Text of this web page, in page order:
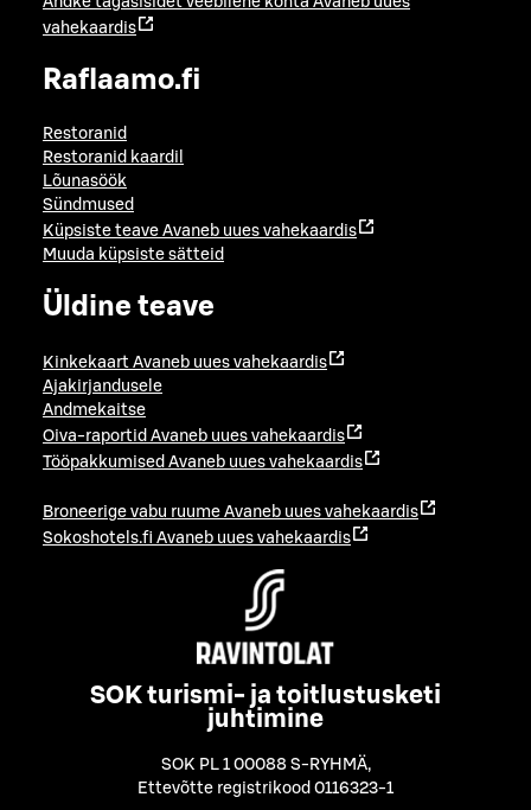
vahekaardis
Raflaamo.fi
Restoranid
Restoranid kaardil
Lõunasöök
Sündmused
Küpsiste teave Avaneb uues vahekaardis
Muuda küpsiste sätteid
Üldine teave
Kinkekaart Avaneb uues vahekaardis
Ajakirjandusele
Andmekaitse
Oiva-raportid Avaneb uues vahekaardis
Tööpakkumised Avaneb uues vahekaardis
Broneerige vabu ruume Avaneb uues vahekaardis
Sokoshotels.fi Avaneb uues vahekaardis
SOK turismi- ja toitlustusketi
juhtimine
SOK PL 1 00088 S-RYHMÄ,
Ettevõtte registrikood 0116323-1